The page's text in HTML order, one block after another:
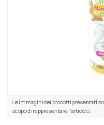
Le immagini dei prodotti presentati
scopo di rappresentare l'articolo.